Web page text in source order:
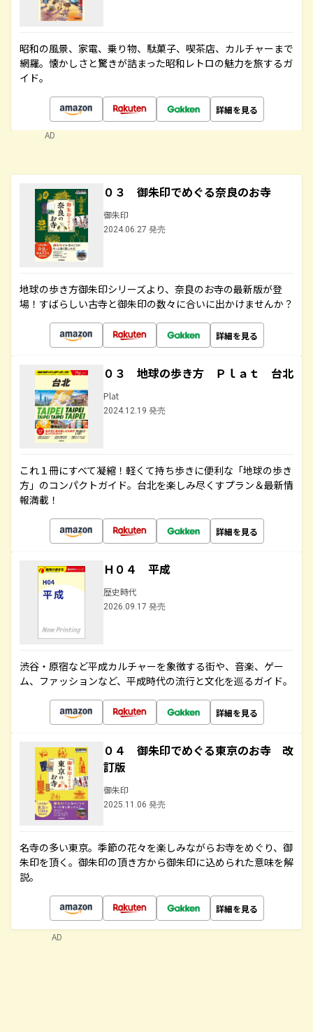
昭和の風景、家電、乗り物、駄菓子、喫茶店、カルチャーまで
網羅。懐かしさと驚きが詰まった昭和レトロの魅力を旅するガ
イド。
詳細を見る
AD
０３ 御朱印でめぐる奈良のお寺
御朱印
2024.06.27 発売
地球の歩き方御朱印シリーズより、奈良のお寺の最新版が登
場！すばらしい古寺と御朱印の数々に合いに出かけませんか？
詳細を見る
０３ 地球の歩き方 Ｐｌａｔ 台北
Plat
2024.12.19 発売
これ１冊にすべて凝縮！軽くて持ち歩きに便利な「地球の歩き
方」のコンパクトガイド。台北を楽しみ尽くすプラン＆最新情
報満載！
詳細を見る
Ｈ０４ 平成
歴史時代
2026.09.17 発売
渋谷・原宿など平成カルチャーを象徴する街や、音楽、ゲー
ム、ファッションなど、平成時代の流行と文化を巡るガイド。
詳細を見る
０４ 御朱印でめぐる東京のお寺 改
訂版
御朱印
2025.11.06 発売
名寺の多い東京。季節の花々を楽しみながらお寺をめぐり、御
朱印を頂く。御朱印の頂き方から御朱印に込められた意味を解
説。
詳細を見る
AD